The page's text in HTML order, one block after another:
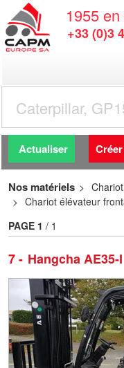
1955
+33 (0)3
Actualiser
Nos matériels
Chariot élévateur
7 Hangcha AE35-I
PAGE 1 / 1